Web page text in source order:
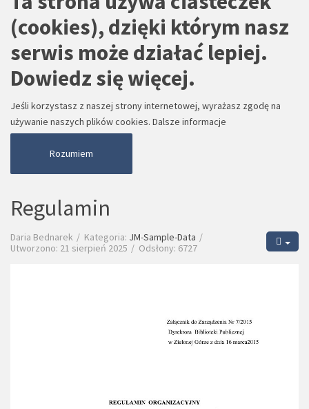
(cookies), dzięki którym nasz
serwis może działać lepiej.
Dowiedz się więcej.
Jeśli korzystasz z naszej strony internetowej, wyrażasz zgodę na
używanie naszych plików cookies. Dalsze informacje
Rozumiem
Regulamin
Daria Bednarek Kategoria: JM-Sample-Data
Utworzono: 21 sierpień 2025
Odsłony: 6727